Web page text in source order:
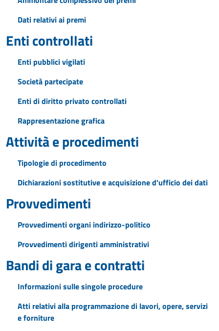
Dati relativi ai premi
Enti controllati
Enti pubblici vigilati
Società partecipate
Enti di diritto privato controllati
Rappresentazione grafica
Attività e procedimenti
Tipologie di procedimento
Dichiarazioni sostitutive e acquisizione d'ufficio dei dati
Provvedimenti
Provvedimenti organi indirizzo-politico
Provvedimenti dirigenti amministrativi
Bandi di gara e contratti
Informazioni sulle singole procedure
Atti relativi alla programmazione di lavori, opere, servizi
e forniture